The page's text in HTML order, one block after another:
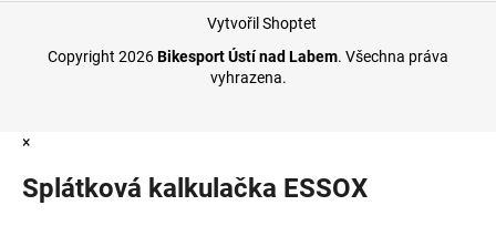
Vytvořil Shoptet
Copyright 2026Bikesport Ústí nad Labem. Všechna práva
vyhrazena.
×
Splátková kalkulačka ESSOX